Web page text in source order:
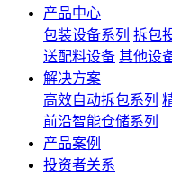
产品中心
包装设备系列 拆包
送配料设备 其他设
解决方案
高效自动拆包系列
前沿智能仓储系列
产品案例
投资者关系